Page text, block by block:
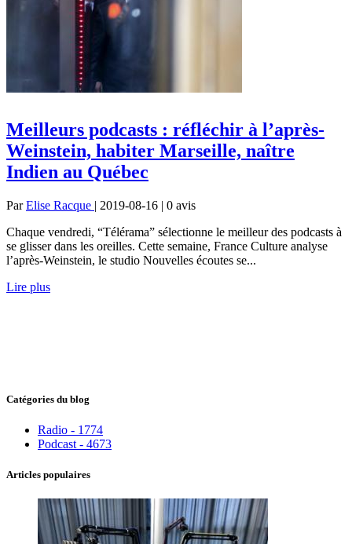
Meilleurs podcasts : réfléchir à l’après-
Weinstein, habiter Marseille, naître
Indien au Québec
ParElise Racque | 2019-08-16 | 0 avis
Chaque vendredi, “Télérama” sélectionne le meilleur des podcasts à
se glisser dans les oreilles. Cette semaine, France Culture analyse
l’après-Weinstein, le studio Nouvelles écoutes se...
Lire plus
Catégories du blog
Radio - 1774
Podcast - 4673
Articles populaires